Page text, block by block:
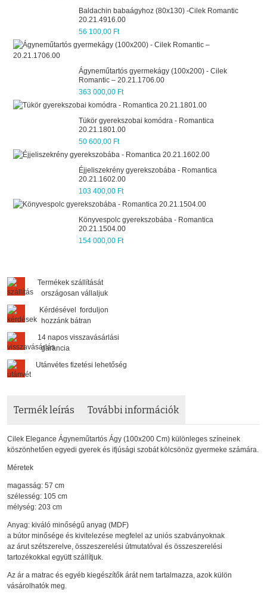
Baldachin babaágyhoz (80x130) -Cilek Romantic
20.21.4916.00
56 100,00 Ft
Ágyneműtartós gyermekágy (100x200) - Cilek
Romantic – 20.21.1706.00
363 000,00 Ft
Tükör gyerekszobai komódra - Romantica
20.21.1801.00
50 600,00 Ft
Éjjeliszekrény gyerekszobába - Romantica
20.21.1602.00
103 400,00 Ft
Könyvespolc gyerekszobába - Romantica
20.21.1504.00
154 000,00 Ft
Termékek szállítását
országosan vállaljuk
Kérdésével forduljon
hozzánk bátran
14 napos visszavásárlási
garancia
Utánvétes fizetési lehetőség
Termék leírás További információk
Cilek Elegance Ágyneműtartós Ágy (100x200 Cm) különleges színeinek
köszönhetően egyedi gyerek és ifjúsági szobát kölcsönöz gyermeke számára.
Méretek
magasság: 57 cm
szélesség: 105 cm
mélység: 203 cm
Anyag: kiváló minőségű anyag (MDF)
a bútor minősége és kivitelezése megfelel az uniós szabványoknak
az árut szétszerelve, összeszerelési útmutatóval és összeszerelési
tartozékokkal együtt szállítjuk.
Az ár a matrac és egyéb kiegészítők árát nem tartalmazza, azok külön
vásárolhatók meg.